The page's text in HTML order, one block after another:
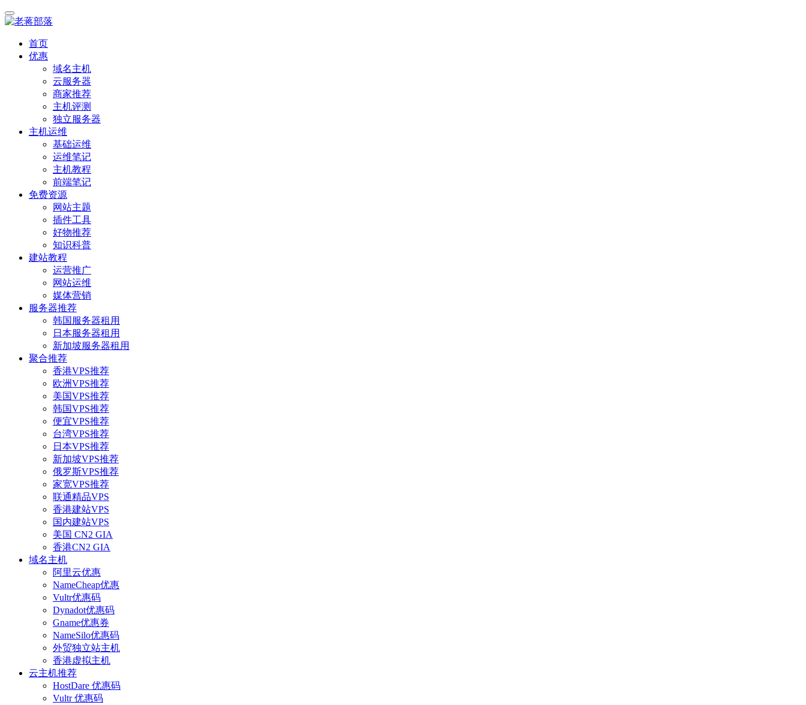
首页
优惠
域名主机
云服务器
商家推荐
主机评测
独立服务器
主机运维
基础运维
运维笔记
主机教程
前端笔记
免费资源
网站主题
插件工具
好物推荐
知识科普
建站教程
运营推广
网站运维
媒体营销
服务器推荐
韩国服务器租用
日本服务器租用
新加坡服务器租用
聚合推荐
香港VPS推荐
欧洲VPS推荐
美国VPS推荐
韩国VPS推荐
便宜VPS推荐
台湾VPS推荐
日本VPS推荐
新加坡VPS推荐
俄罗斯VPS推荐
家宽VPS推荐
联通精品VPS
香港建站VPS
国内建站VPS
美国 CN2 GIA
香港CN2 GIA
域名主机
阿里云优惠
NameCheap优惠
Vultr优惠码
Dynadot优惠码
Gname优惠券
NameSilo优惠码
外贸独立站主机
香港虚拟主机
云主机推荐
HostDare 优惠码
Vultr 优惠码